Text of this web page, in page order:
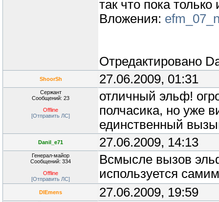
так что пока
Вложения:
Отредактировано
ShoorSh 27.06.2009, 01:31
Сержант
Сообщений: 23
Offline
[Отправить ЛС]
отличный эльф!
полчасика, но уже
единственный
Danil_e71 27.06.2009, 14:13
Генерал-майор
Сообщений: 334
Offline
[Отправить ЛС]
Всмысле вызов
используется
DIEmens 27.06.2009, 19:59